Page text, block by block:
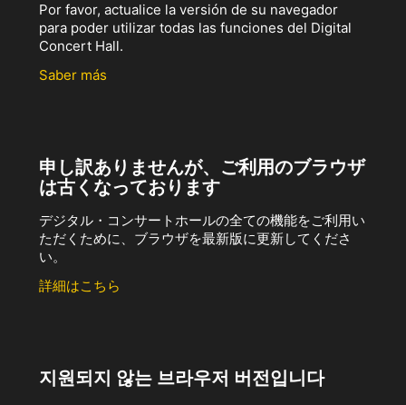
Por favor, actualice la versión de su navegador
para poder utilizar todas las funciones del Digital
Concert Hall.
Saber más
申し訳ありませんが、ご利用のブラウザ
は古くなっております
デジタル・コンサートホールの全ての機能をご利用い
ただくために、ブラウザを最新版に更新してくださ
い。
詳細はこちら
지원되지 않는 브라우저 버전입니다